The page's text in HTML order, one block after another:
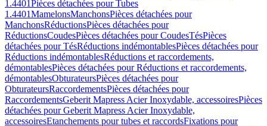
1.4401Pièces détachées pour Tubes
1.4401MamelonsManchonsPièces détachées pour
ManchonsRéductionsPièces détachées pour
RéductionsCoudesPièces détachées pour CoudesTésPièces
détachées pour TésRéductions indémontablesPièces détachées pour
Réductions indémontablesRéductions et raccordements,
démontablesPièces détachées pour Réductions et raccordements,
démontablesObturateursPièces détachées pour
ObturateursRaccordementsPièces détachées pour
RaccordementsGeberit Mapress Acier Inoxydable, accessoiresPièces
détachées pour Geberit Mapress Acier Inoxydable,
accessoiresEtanchements pour tubes et raccordsFixations pour